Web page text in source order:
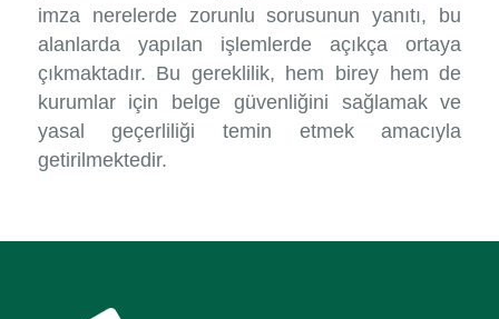
imza nerelerde zorunlu sorusunun yanıtı, bu
alanlarda yapılan işlemlerde açıkça ortaya
çıkmaktadır. Bu gereklilik, hem birey hem de
kurumlar için belge güvenliğini sağlamak ve
yasal geçerliliği temin etmek amacıyla
getirilmektedir.